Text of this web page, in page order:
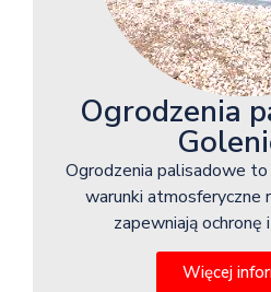
Ogrodzenia
Ogrodzenia palisadowe
warunki atmosferyczne
zapewniają
Więcej